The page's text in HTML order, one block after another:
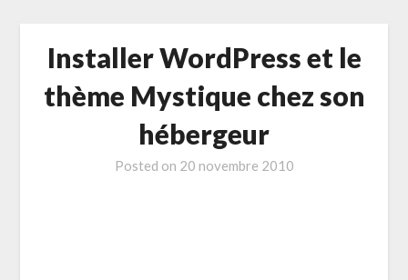
Installer WordPress et le
thème Mystique chez son
hébergeur
Posted on 20 novembre 2010